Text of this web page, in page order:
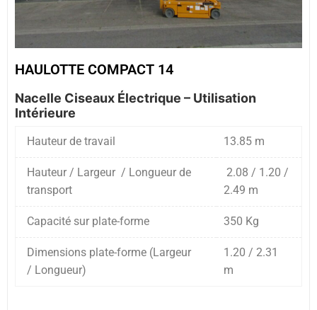
HAULOTTE COMPACT 14
Nacelle Ciseaux Électrique – Utilisation
Intérieure
Hauteur de travail 13.85 m
Hauteur / Largeur / Longueur de
transport
2.08 / 1.20 /
2.49 m
Capacité sur plate-forme 350 Kg
Dimensions plate-forme (Largeur
/ Longueur)
1.20 / 2.31
m